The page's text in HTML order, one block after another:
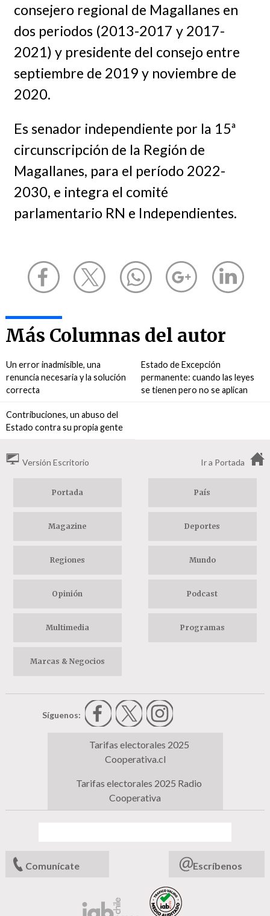
consejero regional de Magallanes en
dos periodos (2013-2017 y 2017-
2021) y presidente del consejo entre
septiembre de 2019 y noviembre de
2020.
Es senador independiente por la 15ª
circunscripción de la Región de
Magallanes, para el período 2022-
2030, e integra el comité
parlamentario RN e Independientes.
Más Columnas del autor
Un error inadmisible, una
renuncia necesaria y la solución
correcta
Estado de Excepción
permanente: cuando las leyes
se tienen pero no se aplican
Contribuciones, un abuso del
Estado contra su propia gente
Versión Escritorio Ir a Portada
Portada País
Magazine Deportes
Regiones Mundo
Opinión Podcast
Multimedia Programas
Marcas & Negocios
Síguenos:
Tarifas electorales 2025
Cooperativa.cl
Tarifas electorales 2025 Radio
Cooperativa
Comunícate Escríbenos